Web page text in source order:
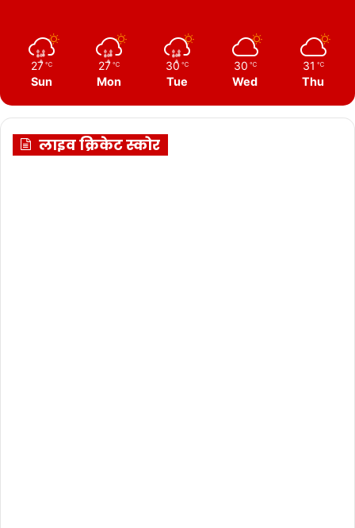
27 ℃
Sun
27 ℃
Mon
30 ℃
Tue
30 ℃
Wed
31 ℃
Thu
लाइव क्रिकेट स्कोर